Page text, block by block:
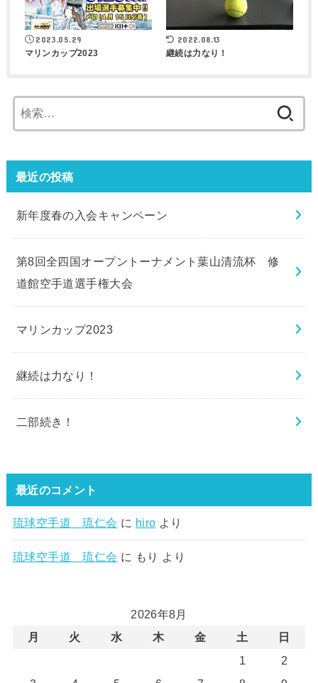
2023.05.29
マリンカップ2023
2022.08.13
継続は力なり！
索:
最近の投稿
新年度春の入会キャンペーン
第8回全四国オープントーナメント葉山清流杯 修
道館空手道選手権大会
マリンカップ2023
継続は力なり！
二部続き！
最近のコメント
琉球空手道 琉仁会 に hiro より
琉球空手道 琉仁会 に もり より
2026年8月
月
火 水 木 金 土
日
1
2